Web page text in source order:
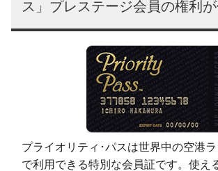
ス」プレステージ会員の権利が
プライオリティ･パスは世界中の空港
で利用できる特別な会員証です。使え